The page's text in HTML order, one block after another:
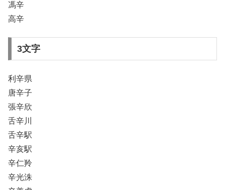
馮辛
高辛
3文字
利辛県
唐辛子
張辛欣
舌辛川
舌辛駅
辛亥駅
辛仁羚
辛光洙